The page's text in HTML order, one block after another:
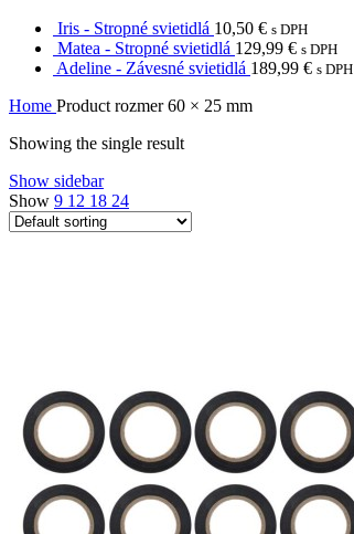
Iris - Stropné svietidlá 10,50 € s DPH
Matea - Stropné svietidlá 129,99 € s DPH
Adeline - Závesné svietidlá 189,99 € s DPH
Home Product rozmer60 × 25 mm
Showing the single result
Show sidebar
Show 9 12 18 24